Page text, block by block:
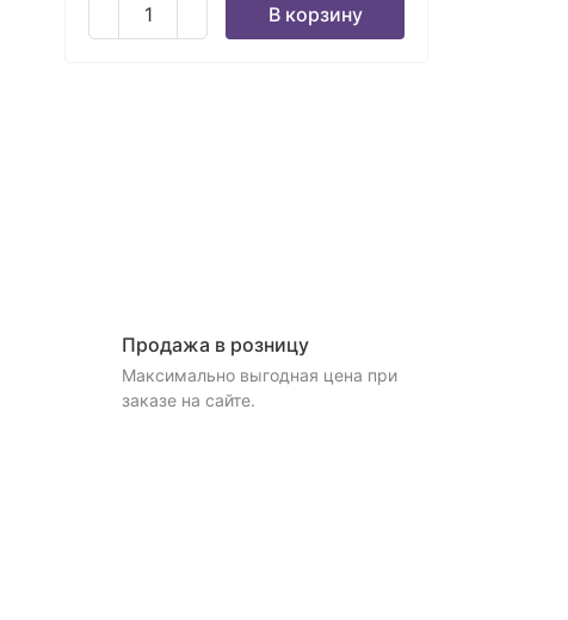
В корзину
Продажа в розницу
Максимально выгодная цена при
заказе на сайте.